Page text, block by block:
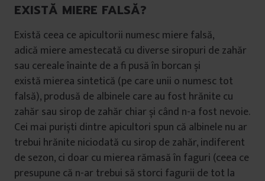
EXISTĂ MIERE FALSĂ?
Există ceea ce apicultorii numesc miere falsă,
adică miere amestecată cu diverse siropuri de zahăr
sau cereale înainte de a fi pusă în borcan și
există mierea sintetică (pe care unii o numesc tot
falsă), produsă de albinele care au fost hrănite cu
zahăr sau sirop de zahăr chiar și când n-a fost nevoie.
Cei mai puriști dintre apicultori spun că albinele nu ar
trebui hrănite niciodată cu sirop de zahăr, indiferent
de sezon, ci doar cu mierea rămasă în faguri (ceea ce
presupune că n-ar trebui să storci fagurii de tot la